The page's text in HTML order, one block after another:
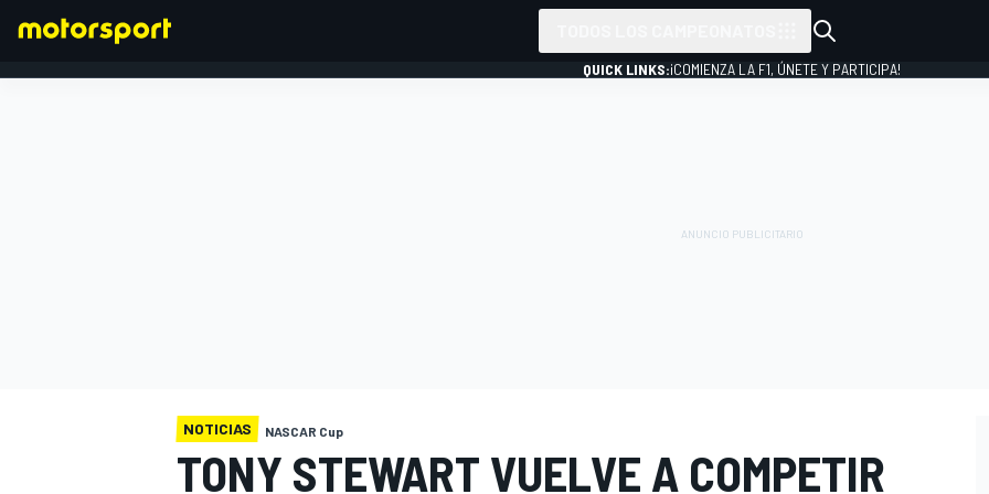
QUICK LINKS:¡COMIENZA LA F1, ÚNETE Y PARTICIPA!
NOTICIAS NASCAR Cup
TONY STEWART VUELVE A COMPETIR